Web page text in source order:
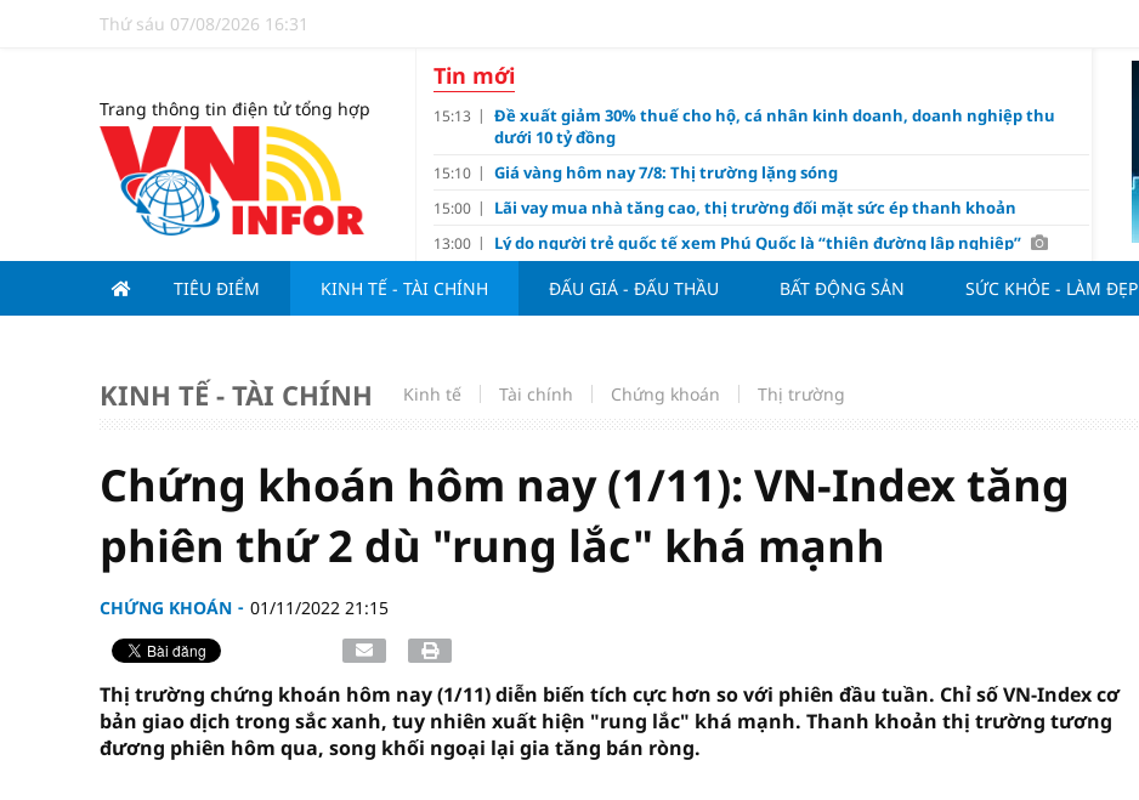
Thứ sáu 07/08/2026 16:31
Trang thông tin điện tử tổng hợp
Tin mới
15:13
Đề xuất giảm 30% thuế cho hộ, cá nhân kinh doanh, doanh nghiệp thu
dưới 10 tỷ đồng
15:10 Giá vàng hôm nay 7/8: Thị trường lặng sóng
15:00 Lãi vay mua nhà tăng cao, thị trường đối mặt sức ép thanh khoản
13:00 Lý do người trẻ quốc tế xem Phú Quốc là “thiên đường lập nghiệp”
11:02
Thương vụ Rodri mở đường cho Man Utd sở hữu tiền vệ báu vật của
Barcelona
triệu đồng/m2
09:10 Đề xuất nghỉ 4 ngày liên tục dịp Ngày Văn hóa Việt Nam 2026
09:00
08:20 Du lịch Việt Nam đạt 56% mục tiêu đón khách quốc tế năm 2026
TIÊU ĐIỂM KINH TẾ - TÀI CHÍNH ĐẤU GIÁ - ĐẤU THẦU BẤT ĐỘNG SẢN SỨC KHỎE - LÀM ĐẸP
KINH TẾ - TÀI CHÍNH Kinh tế Tài chính Chứng khoán Thị trường
Chứng khoán hôm nay (1/11): VN-Index tăng
phiên thứ 2 dù "rung lắc" khá mạnh
CHỨNG KHOÁN 01/11/2022 21:15
Thị trường chứng khoán hôm nay (1/11) diễn biến tích cực hơn so với phiên đầu tuần. Chỉ số VN-Index cơ
bản giao dịch trong sắc xanh, tuy nhiên xuất hiện "rung lắc" khá mạnh. Thanh khoản thị trường tương
đương phiên hôm qua, song khối ngoại lại gia tăng bán ròng.